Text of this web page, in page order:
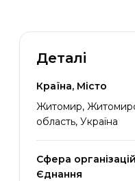
Деталі
Країна, Місто
Житомир,
область, Україна
Сфера
Єднання